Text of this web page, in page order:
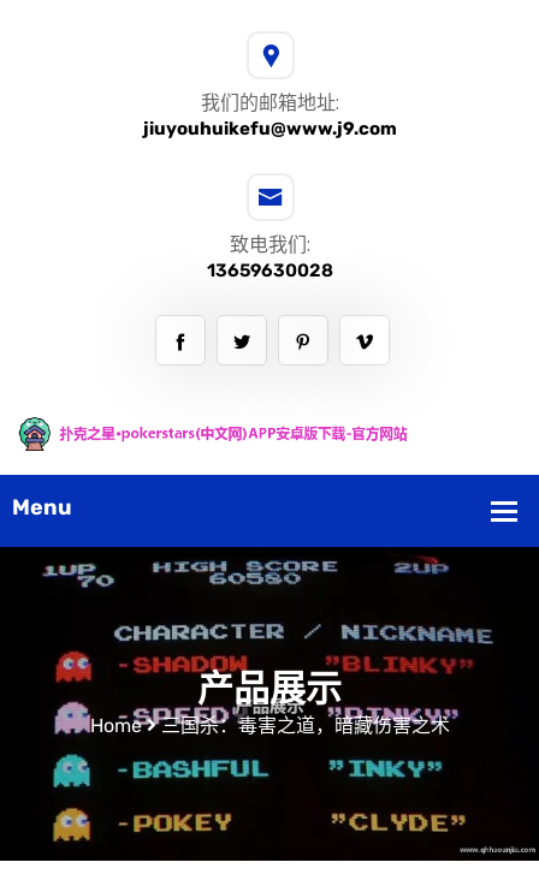
我们的邮箱地址:
jiuyouhuikefu@www.j9.com
致电我们:
13659630028
产品展示
Home 三国杀：毒害之道，暗藏伤害之术